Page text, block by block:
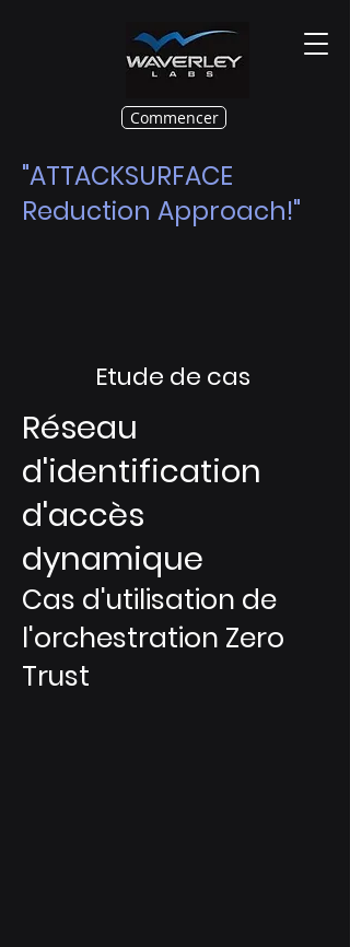
Commencer
"ATTACKSURFACE
Reduction Approach!"
Etude de cas
Réseau
d'identification
d'accès
dynamique
Cas d'utilisation de
l'orchestration Zero
Trust